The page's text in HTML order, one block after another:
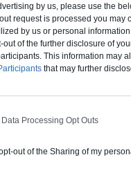
by us, please use the
request is processed you
by us or personal
of the further disclosure of
This information may
that may further
Processing Opt Outs
out of the Sharing of my
un chiffrage
type de livraison
d'air)